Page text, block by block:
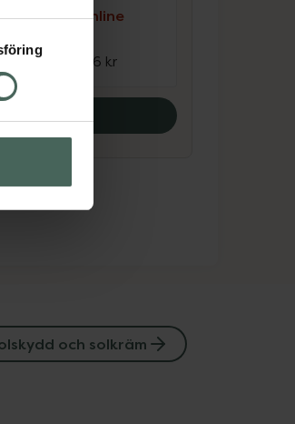
online
Tidigare pris: 216 kr
och solkräm